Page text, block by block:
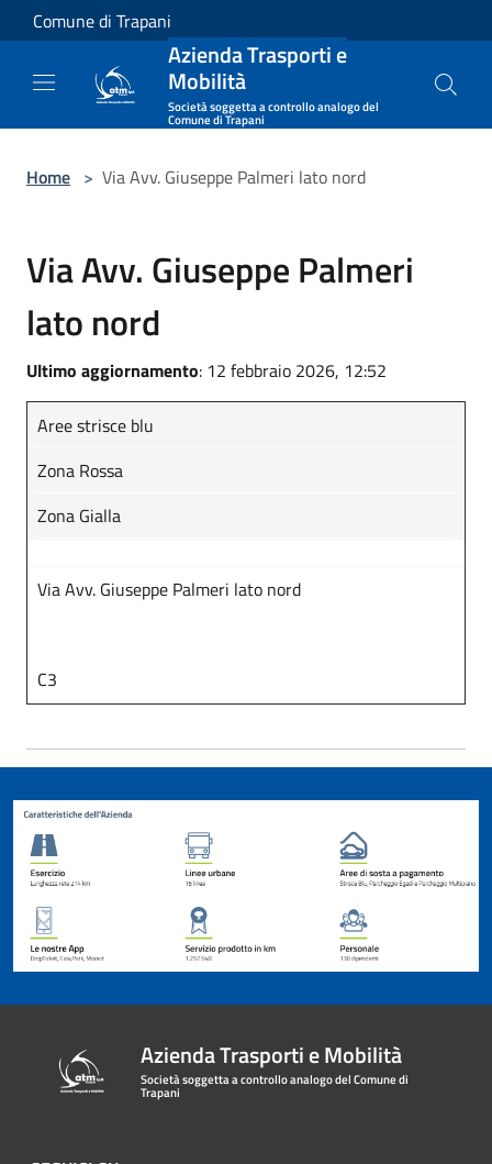
Salta al contenuto principale
Comune di Trapani
Azienda Trasporti e
Mobilità
Società soggetta a controllo analogo del
Comune di Trapani
Home > Via Avv. Giuseppe Palmeri lato nord
Via Avv. Giuseppe Palmeri
lato nord
Ultimo aggiornamento: 12 febbraio 2026, 12:52
Aree strisce blu
Zona Rossa
Zona Gialla
Via Avv. Giuseppe Palmeri lato nord
C3
Azienda Trasporti e Mobilità
Società soggetta a controllo analogo del Comune di
Trapani